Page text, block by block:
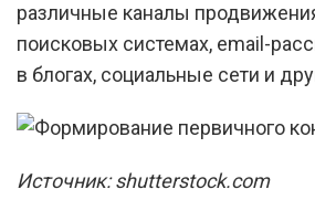
различные каналы
поисковых системах, email-
в блогах, социальные сети и
Источник: shutterstock.com